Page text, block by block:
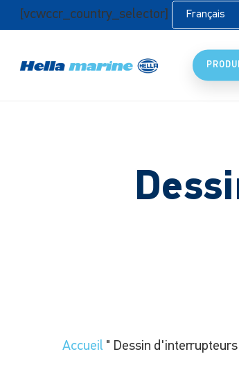
Retour[vcwccr_country_selector] Français
Accueil " Dessin